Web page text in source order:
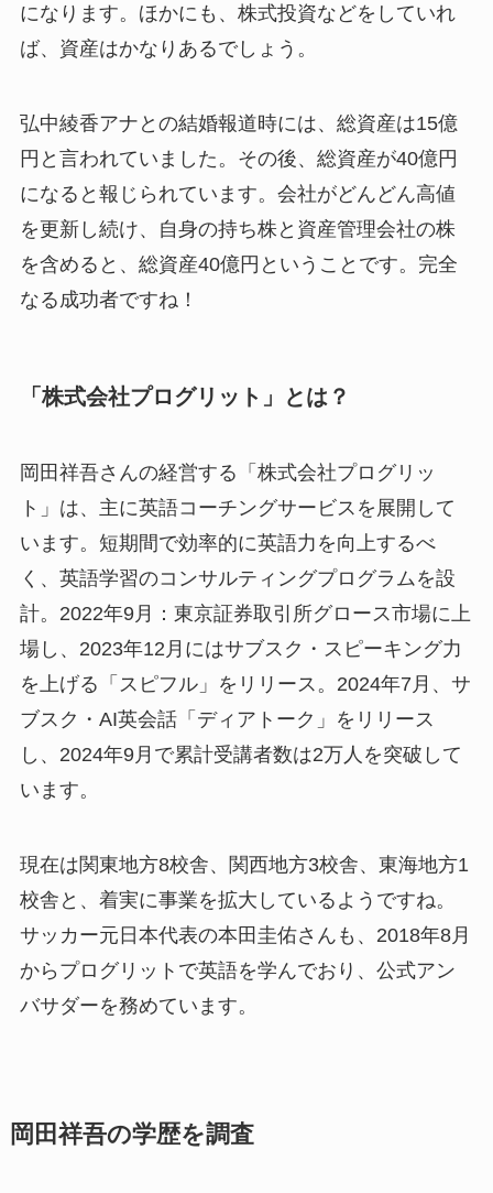
になります。ほかにも、株式投資などをしていれ
ば、資産はかなりあるでしょう。
弘中綾香アナとの結婚報道時には、総資産は15億
円と言われていました。その後、総資産が40億円
になると報じられています。会社がどんどん高値
を更新し続け、自身の持ち株と資産管理会社の株
を含めると、総資産40億円ということです。完全
なる成功者ですね！
「株式会社プログリット」とは？
岡田祥吾さんの経営する「株式会社プログリッ
ト」は、主に英語コーチングサービスを展開して
います。短期間で効率的に英語力を向上するべ
く、英語学習のコンサルティングプログラムを設
計。2022年9月：東京証券取引所グロース市場に上
場し、2023年12月にはサブスク・スピーキング力
を上げる「スピフル」をリリース。2024年7月、サ
ブスク・AI英会話「ディアトーク」をリリース
し、2024年9月で累計受講者数は2万人を突破して
います。
現在は関東地方8校舎、関西地方3校舎、東海地方1
校舎と、着実に事業を拡大しているようですね。
サッカー元日本代表の本田圭佑さんも、2018年8月
からプログリットで英語を学んでおり、公式アン
バサダーを務めています。
岡田祥吾の学歴を調査